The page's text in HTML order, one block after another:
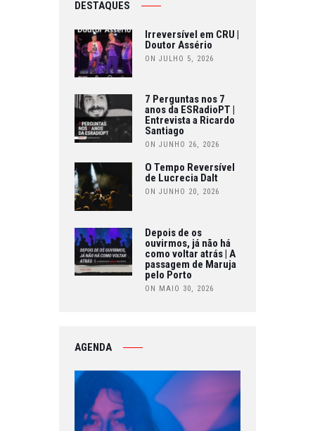
DESTAQUES
Irreversível em CRU |
Doutor Assério
ON JULHO 5, 2026
7 Perguntas nos 7
anos da ESRadioPT |
Entrevista a Ricardo
Santiago
ON JUNHO 26, 2026
O Tempo Reversível
de Lucrecia Dalt
ON JUNHO 20, 2026
Depois de os
ouvirmos, já não há
como voltar atrás | A
passagem de Maruja
pelo Porto
ON MAIO 30, 2026
AGENDA